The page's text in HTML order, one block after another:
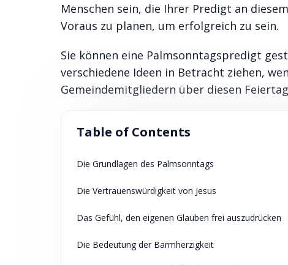
Menschen sein, die Ihrer Predigt an
Voraus zu planen, um erfolgreich zu sein.
Sie können eine Palmsonntagspredigt
verschiedene Ideen in Betracht ziehen,
Gemeindemitgliedern über diesen
Table of Contents
Die Grundlagen des Palmsonntags
Die Vertrauenswürdigkeit von Jesus
Das Gefühl, den eigenen Glauben frei auszudrücken
Die Bedeutung der Barmherzigkeit